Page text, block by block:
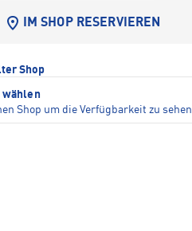
IM SHOP RESERVIEREN
Shop
wählen
Shop um die Verfügbarkeit zu sehen